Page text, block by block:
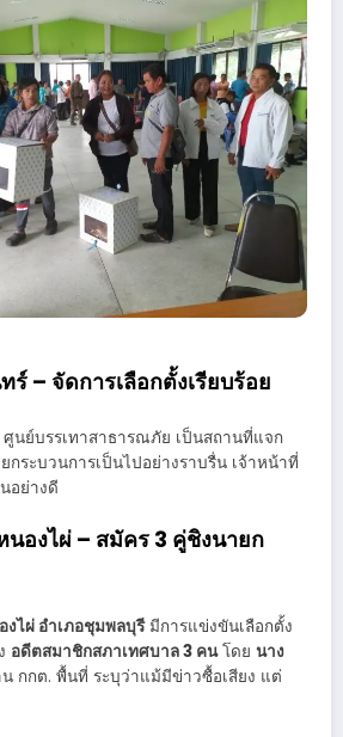
ร์ – จัดการเลือกตั้งเรียบร้อย
ศูนย์บรรเทาสาธารณภัย เป็นสถานที่แจก
กระบวนการเป็นไปอย่างราบรื่น เจ้าหน้าที่
อย่างดี
นองไผ่ – สมัคร 3 คู่ชิงนายก
ไผ่ อำเภอชุมพลบุรีมีการแข่งขันเลือกตั้ง
อดีตสมาชิกสภาเทศบาล 3 คนโดย นาง
กกต. พื้นที่ ระบุว่าแม้มีข่าวซื้อเสียง แต่